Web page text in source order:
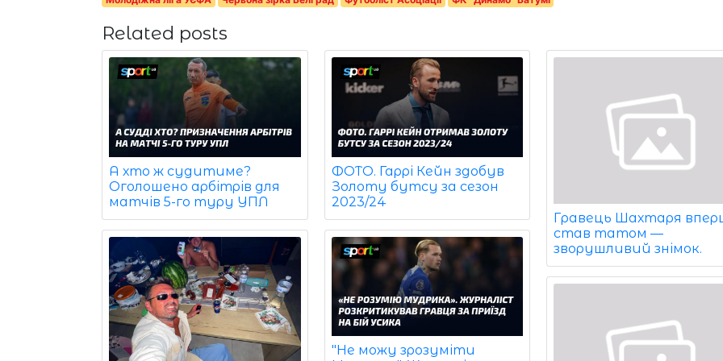
Related posts
А хто ж судитиме?
Оголошено арбітрів для
матчів 5-го туру УПЛ
ФОТО. Гаррі Кейн здобув
Золоту бутсу за сезон
2023/24
"Не можу зрозуміти
Гравець Шахтаря
став татом —
зворушливий знімок.